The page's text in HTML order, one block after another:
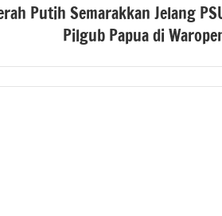
Putih Semarakkan Jelang
Pilgub Papua di